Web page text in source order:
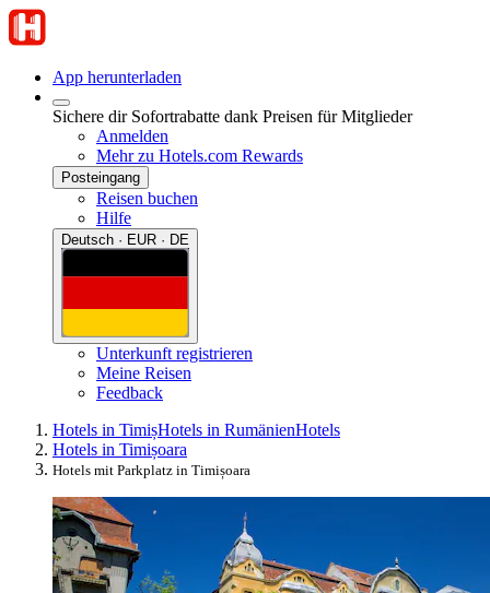
App herunterladen
Sichere dir Sofortrabatte dank Preisen für Mitglieder
Anmelden
Mehr zu Hotels.com Rewards
Posteingang
Reisen buchen
Hilfe
Deutsch · EUR · DE
Unterkunft registrieren
Meine Reisen
Feedback
Hotels in TimișHotels in RumänienHotels
Hotels in Timișoara
Hotels mit Parkplatz in Timișoara